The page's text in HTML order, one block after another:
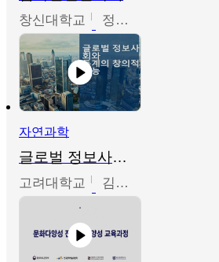
창신대학교 정연균
자연과학
글로벌 정보사회와 통계의 창의적 기능
고려대학교 김희영